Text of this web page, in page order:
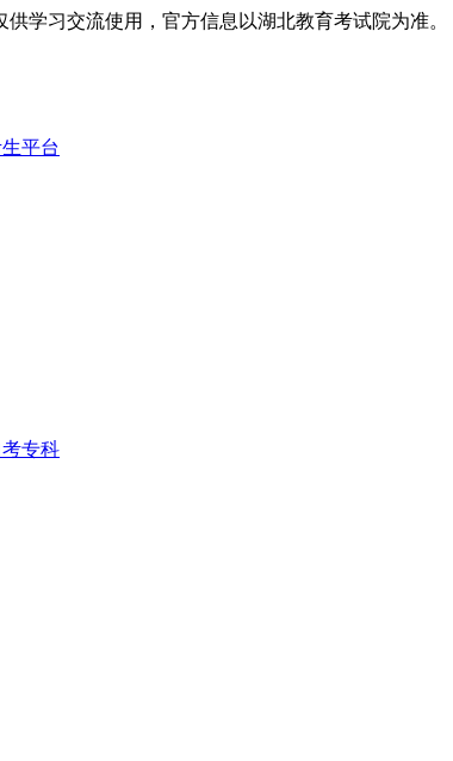
学习交流使用，官方信息以湖北教育考试院为准。
平台
考专科